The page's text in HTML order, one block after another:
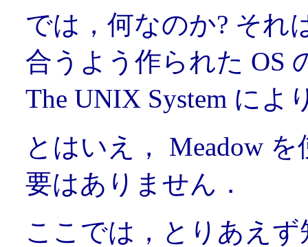
では，何なのか? それ
合うよう作られた OS
The UNIX System によ
とはいえ， Meadow
要はありません．
ここでは，とりあえ